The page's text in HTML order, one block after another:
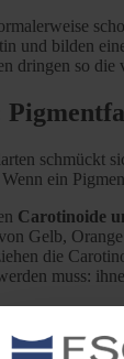
und bilden
dringen so die
schmückt
ein
Carotinoide
Gelb,
die
muss:
Vögel diese
Fällen